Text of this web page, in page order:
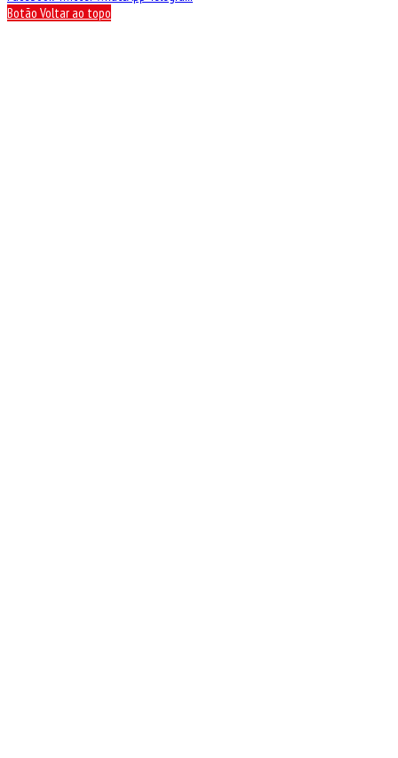
Botão Voltar ao topo